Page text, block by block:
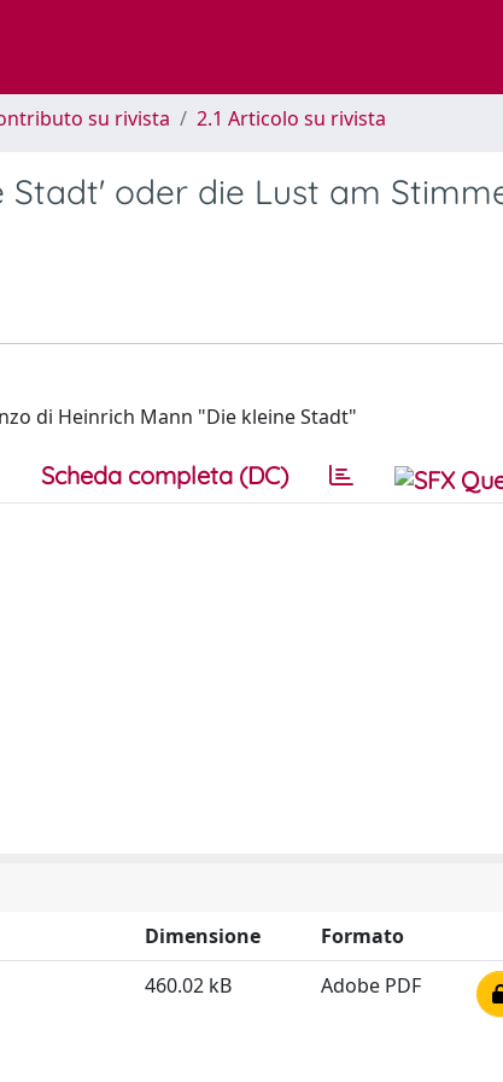
su rivista 2.1 Articolo su rivista
Stadt' oder die Lust am
di Heinrich Mann "Die kleine Stadt"
Scheda completa (DC)
Dimensione
Formato
460.02 kB Adobe PDF